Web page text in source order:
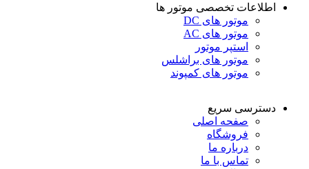
اطلاعات تخصصی موتور ها
موتور های DC
موتور های AC
استپر موتور
موتور های براشلس
موتور های کمپوند
دسترسی سریع
صفحه اصلی
فروشگاه
درباره ما
تماس با ما